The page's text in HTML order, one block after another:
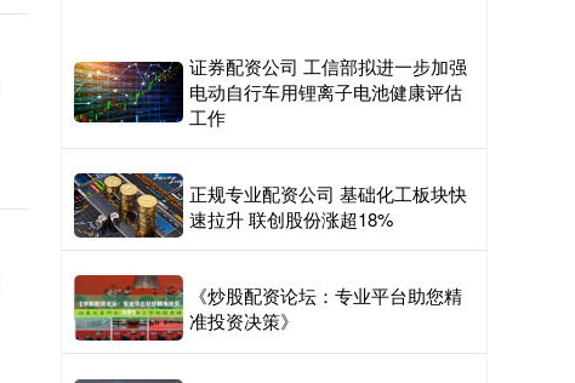
证券配资公司 工信部拟进一步加强
电动自行车用锂离子电池健康评估
工作
正规专业配资公司 基础化工板块快
速拉升 联创股份涨超18%
《炒股配资论坛：专业平台助您精
准投资决策》